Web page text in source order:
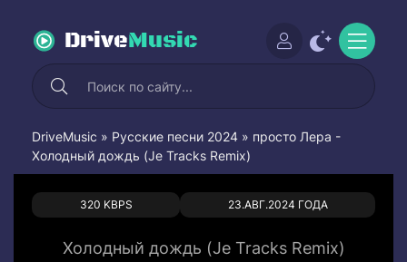
DriveMusic
DriveMusic » Русские песни 2024 » просто Лера -
Холодный дождь (Je Tracks Remix)
320 KBPS 23.АВГ.2024 ГОДА
0 0
Холодный дождь (Je Tracks Remix)